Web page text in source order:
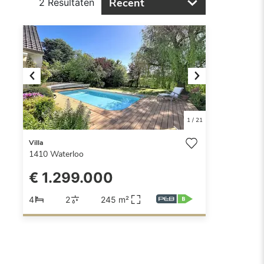
2 Resultaten
Previous Next
1/ 21
Villa
1410 Waterloo
€ 1.299.000
4 2 245 m²